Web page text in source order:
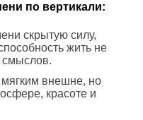
по вертикали:
скрытую силу,
жить не
смыслов.
мягким внешне, но
красоте и